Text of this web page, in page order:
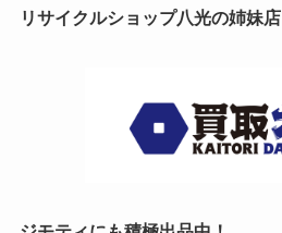
リサイクルショップ八光の姉妹店